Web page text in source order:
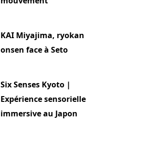
KAI Miyajima, ryokan
onsen face à Seto
Six Senses Kyoto |
Expérience sensorielle
immersive au Japon